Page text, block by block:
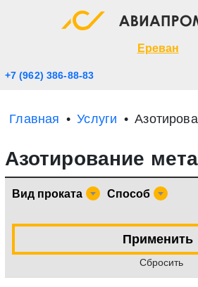
Ереван
+7 (962) 386-88-83
Главная Услуги
Азотирование
Вид проката Способ
Применить
Cбросить
Экспресс
* - обязательные поля для заполнения
Прикрепить файл (до 20 mb)